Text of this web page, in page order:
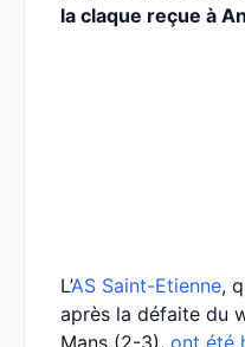
la claque reçue à
L’AS Saint-Etienne,
après la défaite du
Mans (2-3), ont été